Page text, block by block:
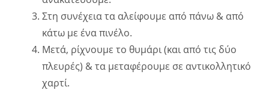
Στη συνέχεια τα αλείφουμε από πάνω & από
κάτω με ένα πινέλο.
Μετά, ρίχνουμε το θυμάρι (και από τις δύο
πλευρές) & τα μεταφέρουμε σε αντικολλητικό
χαρτί.